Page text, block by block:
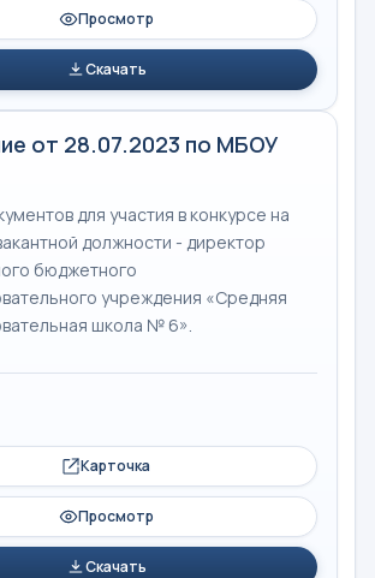
Просмотр
Скачать
от 28.07.2023 по МБОУ
для участия в конкурсе на
должности - директор
бюджетного
учреждения «Средняя
школа № 6».
Карточка
Просмотр
Скачать